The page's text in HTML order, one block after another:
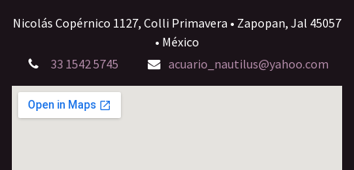
Nicolás Copérnico 1127, Colli Primavera • Zapopan, Jal 45057
• México
33 1542 5745
acuario_nautilus@yahoo.com